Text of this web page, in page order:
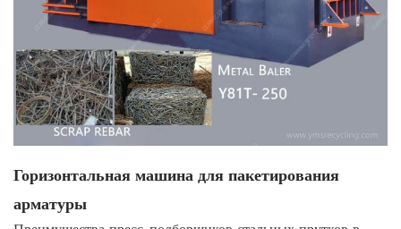
Горизонтальная машина для пакетирования
арматуры